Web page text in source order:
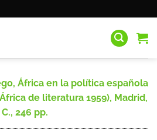
África en la política española
de literatura 1959), Madrid,
C., 246 pp.